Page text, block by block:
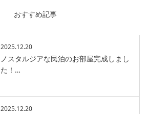
おすすめ記事
2025.12.20
ノスタルジアな民泊のお部屋完成しまし
た！…
2025.12.20